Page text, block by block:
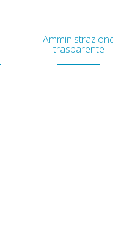
trasparente